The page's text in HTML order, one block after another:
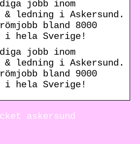
jobb inom
& ledning i Askersund.
bland 8000
i hela Sverige!
jobb inom
& ledning i Askersund.
bland 9000
i hela Sverige!
askersund